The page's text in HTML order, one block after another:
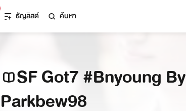
ธัญลิสต์ ค้นหา
SF Got7 #Bnyoung By
Parkbew98